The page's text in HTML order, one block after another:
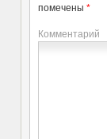
помечены *
Комментарий